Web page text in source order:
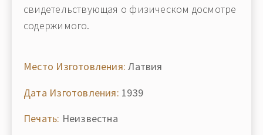
свидетельствующая о физическом досмотре
содержимого.
Место Изготовления: Латвия
Дата Изготовления: 1939
Печать: Неизвестна